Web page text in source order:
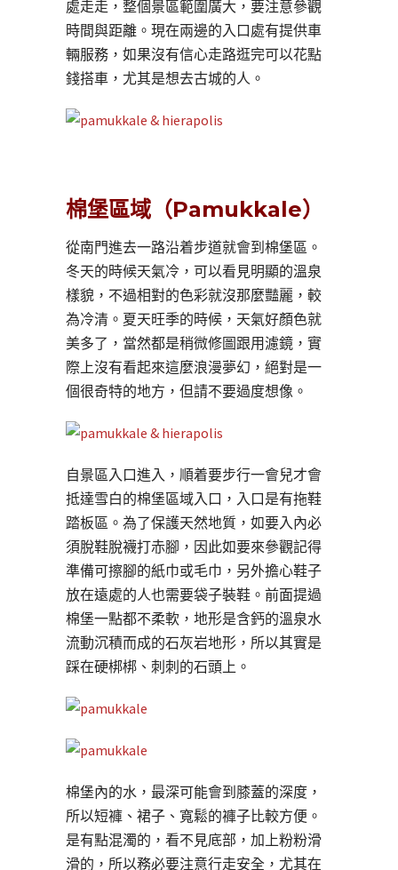
處走走，整個景區範圍廣大，要注意參觀
時間與距離。現在兩邊的入口處有提供車
輛服務，如果沒有信心走路逛完可以花點
錢搭車，尤其是想去古城的人。
棉堡區域（Pamukkale）
從南門進去一路沿着步道就會到棉堡區。
冬天的時候天氣冷，可以看見明顯的溫泉
樣貌，不過相對的色彩就沒那麼豔麗，較
為冷清。夏天旺季的時候，天氣好顏色就
美多了，當然都是稍微修圖跟用濾鏡，實
際上沒有看起來這麼浪漫夢幻，絕對是一
個很奇特的地方，但請不要過度想像。
自景區入口進入，順着要步行一會兒才會
抵達雪白的棉堡區域入口，入口是有拖鞋
踏板區。為了保護天然地質，如要入內必
須脫鞋脫襪打赤腳，因此如要來參觀記得
準備可擦腳的紙巾或毛巾，另外擔心鞋子
放在遠處的人也需要袋子裝鞋。前面提過
棉堡一點都不柔軟，地形是含鈣的溫泉水
流動沉積而成的石灰岩地形，所以其實是
踩在硬梆梆、刺刺的石頭上。
棉堡內的水，最深可能會到膝蓋的深度，
所以短褲、裙子、寬鬆的褲子比較方便。
是有點混濁的，看不見底部，加上粉粉滑
滑的，所以務必要注意行走安全，尤其在